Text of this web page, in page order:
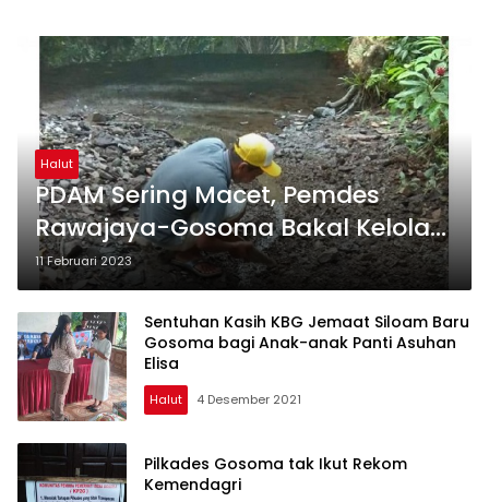
Halut
PDAM Sering Macet, Pemdes
Rawajaya-Gosoma Bakal Kelola
Sungai
11 Februari 2023
Sentuhan Kasih KBG Jemaat Siloam Baru
Gosoma bagi Anak-anak Panti Asuhan
Elisa
Halut 4 Desember 2021
Pilkades Gosoma tak Ikut Rekom
Kemendagri